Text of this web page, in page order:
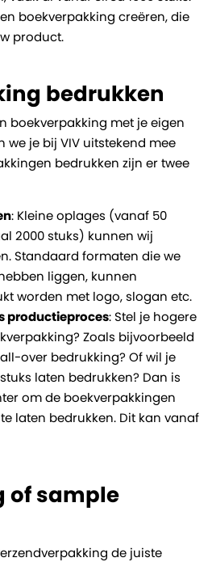
boekverpakking creëren, die
product.
bedrukken
boekverpakking met je eigen
we je bij VIV uitstekend mee
bedrukken zijn er twee
: Kleine oplages (vanaf 50
2000 stuks) kunnen wij
Standaard formaten die we
liggen, kunnen
worden met logo, slogan etc.
productieproces: Stel je hogere
Zoals bijvoorbeeld
over bedrukking? Of wil je
laten bedrukken? Dan is
om de boekverpakkingen
laten bedrukken. Dit kan vanaf
of sample
de juiste